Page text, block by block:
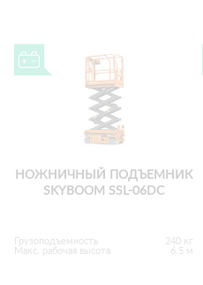
НОЖНИЧНЫЙ ПОДЪЕМНИК
SKYBOOM SSL-06DC
Грузоподъемность
240 кг
Макс. рабочая высота
6.5 м